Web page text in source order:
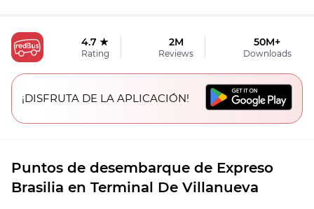
4.7 ★
Rating
2M
Reviews
50M+
Downloads
¡DISFRUTA DE LA APLICACIÓN!
Puntos de desembarque de Expreso
Brasilia en Terminal De Villanueva